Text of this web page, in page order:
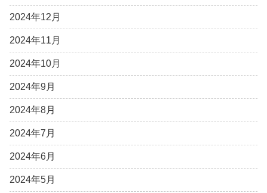
2024年12月
2024年11月
2024年10月
2024年9月
2024年8月
2024年7月
2024年6月
2024年5月